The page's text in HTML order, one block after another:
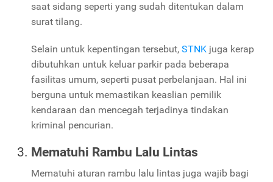
saat sidang seperti yang sudah ditentukan dalam
surat tilang.
Selain untuk kepentingan tersebut, STNK juga kerap
dibutuhkan untuk keluar parkir pada beberapa
fasilitas umum, seperti pusat perbelanjaan. Hal ini
berguna untuk memastikan keaslian pemilik
kendaraan dan mencegah terjadinya tindakan
kriminal pencurian.
Mematuhi Rambu Lalu Lintas
Mematuhi aturan rambu lalu lintas juga wajib bagi